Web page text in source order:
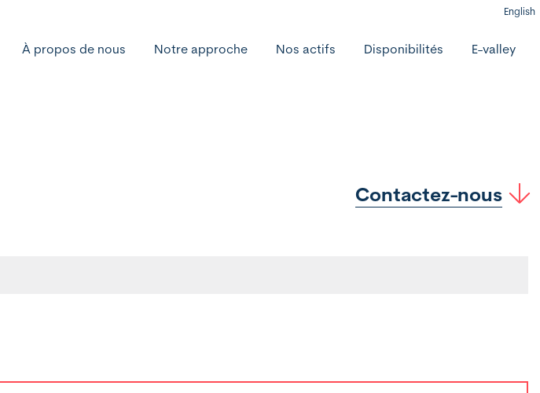
À propos de nous Notre approche Nos actifs Disponibilités E-valley
English
Contactez-nous